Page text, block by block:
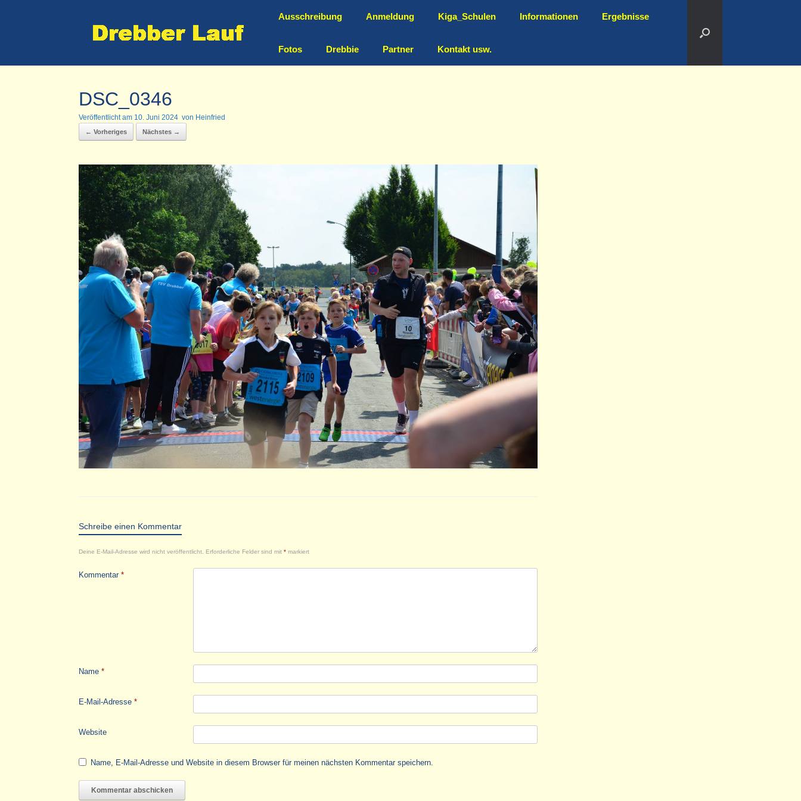
Ausschreibung Anmeldung Kiga_Schulen Informationen Ergebnisse
Fotos Drebbie Partner Kontakt usw.
DSC_0346
Veröffentlicht am 10. Juni 2024 von Heinfried
← Vorheriges Nächstes →
Schreibe einen Kommentar
Deine E-Mail-Adresse wird nicht veröffentlicht. Erforderliche Felder sind mit * markiert
Kommentar *
Name *
E-Mail-Adresse *
Website
Name, E-Mail-Adresse und Website in diesem Browser für meinen nächsten Kommentar speichern.